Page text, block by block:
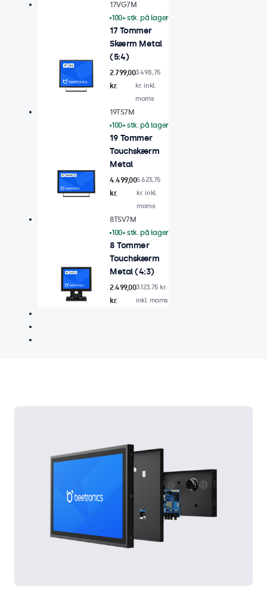
17 Tommer
Skærm Metal
(5:4)
17VG7M
100+ stk. på lager
2.799,00
kr.
3.498,75
kr. inkl.
moms
19 Tommer
Touchskærm
Metal
19TS7M
100+ stk. på lager
4.499,00
kr.
5.623,75
kr. inkl.
moms
8 Tommer
Touchskærm
Metal (4:3)
8TSV7M
100+ stk. på lager
2.499,00
kr.
3.123,75 kr.
inkl. moms